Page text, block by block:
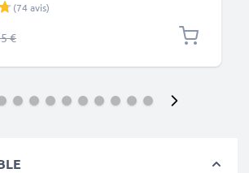
iPhone, GoPro, Android et autres –
(74 avis)
€